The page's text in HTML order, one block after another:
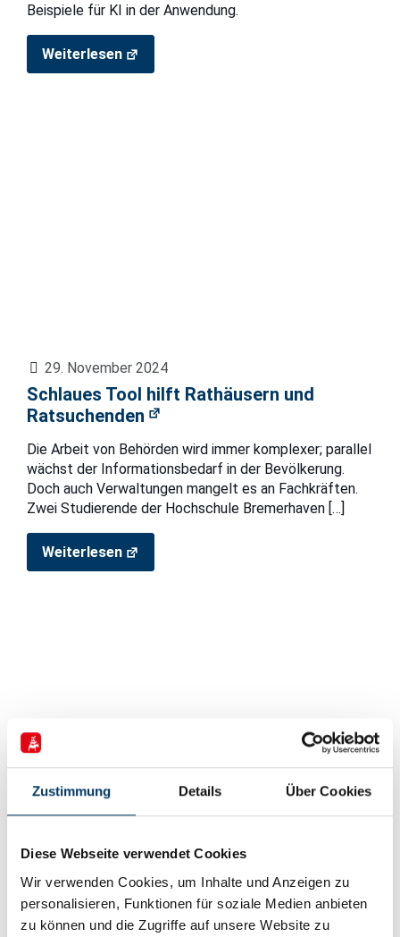
Zustimmung Details Über Cookies
Diese Webseite verwendet Cookies
Wir verwenden Cookies, um Inhalte und Anzeigen zu
personalisieren, Funktionen für soziale Medien anbieten
zu können und die Zugriffe auf unsere Website zu
Beispiele für KI in der Anwendung.
Weiterlesen
29. November 2024
Schlaues Tool hilft Rathäusern und
Ratsuchenden
Die Arbeit von Behörden wird immer komplexer; parallel
wächst der Informationsbedarf in der Bevölkerung.
Doch auch Verwaltungen mangelt es an Fachkräften.
Zwei Studierende der Hochschule Bremerhaven […]
Weiterlesen
Space Tech Expo Europe 2024: Bremen
City of Aerospace als Schlüssel zur